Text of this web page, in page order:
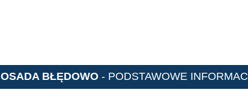
OSADA BŁĘDOWO - PODSTAWOWE